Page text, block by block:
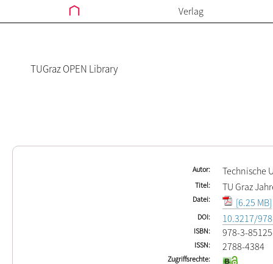
Verlag
TUGraz OPEN Library
Autor Technische
Titel TU Graz
Datei [6.25 MB]
DOI 10.3217/
ISBN 978-3-
ISSN 2788-4384
Zugriffsrechte